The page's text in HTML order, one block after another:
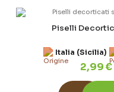
Piselli
Italia (Sicilia)
2,99 €